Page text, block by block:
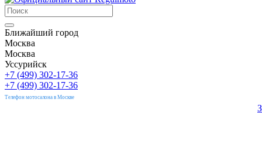
Ближайший город
Москва
Москва
Уссурийск
+7 (499) 302-17-36
+7 (499) 302-17-36
Телефон мотосалона в Москве